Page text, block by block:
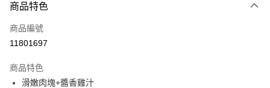
AFTEE先享後付
相關說明
【關於「AFTEE先享後付」】
便利好安心！
１．簡單：不需註冊會員、不需綁卡、不需儲值。
２．便利：只要手機號碼，簡訊認證，即可結帳。
ATM付款
運送方式
商品特色
商品編號
11801697
商品特色
滑嫩肉塊+醬香雞汁